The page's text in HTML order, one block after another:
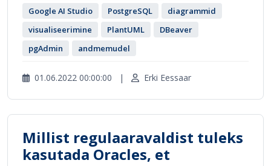
Google AI Studio
PostgreSQL
diagrammid
visualiseerimine
PlantUML
DBeaver
pgAdmin
andmemudel
01.06.2022 00:00:00 | Erki Eessaar
Millist regulaaravaldist tuleks
kasutada Oracles, et